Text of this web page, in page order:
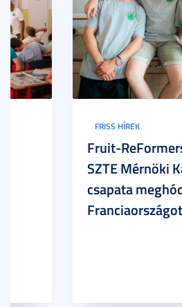
FRISS HÍREK
Fruit-
SZTE Mérnöki
csapata
Franciaországot